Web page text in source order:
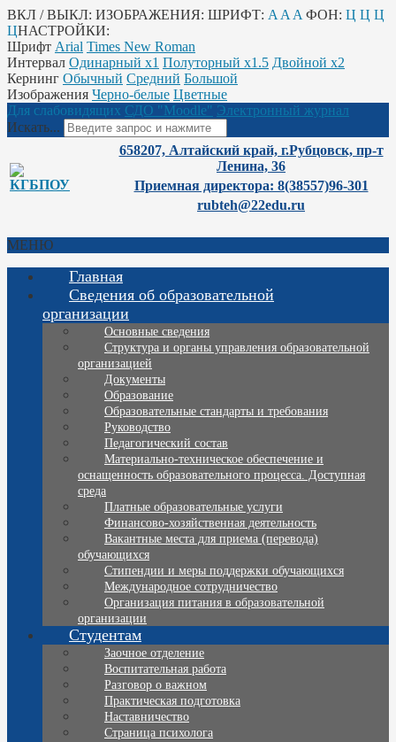
ВКЛ / ВЫКЛ: ИЗОБРАЖЕНИЯ: ШРИФТ: A A A ФОН: Ц Ц Ц
ЦНАСТРОЙКИ:
Шрифт Arial Times New Roman
Интервал Одинарный х1 Полуторный х1.5 Двойной х2
Кернинг Обычный Средний Большой
Изображения Черно-белые Цветные
Для слабовидящих СДО "Moodle" Электронный журнал
Искать...
658207, Алтайский край, г.Рубцовск, пр-т
Ленина, 36
Приемная директора: 8(38557)96-301
rubteh@22edu.ru
МЕНЮ
Главная
Сведения об образовательной
организации
Основные сведения
Структура и органы управления образовательной
организацией
Документы
Образование
Образовательные стандарты и требования
Руководство
Педагогический состав
Материально-техническое обеспечение и
оснащенность образовательного процесса. Доступная
среда
Платные образовательные услуги
Финансово-хозяйственная деятельность
Вакантные места для приема (перевода)
обучающихся
Стипендии и меры поддержки обучающихся
Международное сотрудничество
Организация питания в образовательной
организации
Студентам
Заочное отделение
Воспитательная работа
Разговор о важном
Практическая подготовка
Наставничество
Страница психолога